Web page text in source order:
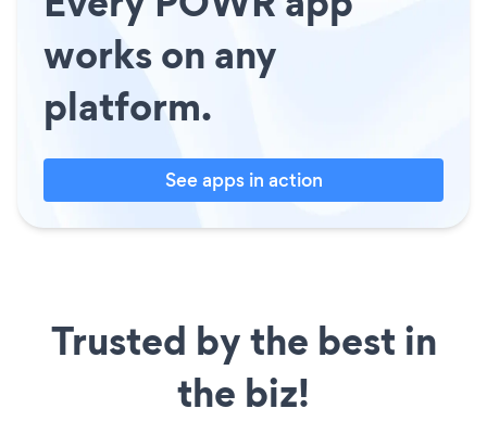
works on any
platform.
See apps in action
Trusted by the best in
the biz!